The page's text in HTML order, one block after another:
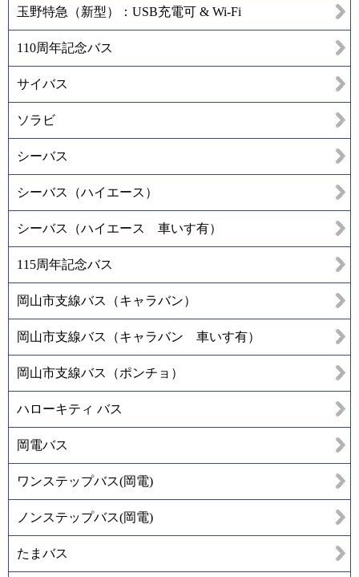
玉野特急（新型）：USB充電可 & Wi-Fi
110周年記念バス
サイバス
ソラビ
シーバス
シーバス（ハイエース）
シーバス（ハイエース 車いす有）
115周年記念バス
岡山市支線バス（キャラバン）
岡山市支線バス（キャラバン 車いす有）
岡山市支線バス（ポンチョ）
ハローキティ バス
岡電バス
ワンステップバス(岡電)
ノンステップバス(岡電)
たまバス